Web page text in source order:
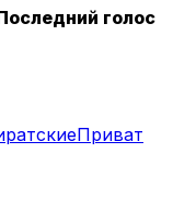
голос
Приват